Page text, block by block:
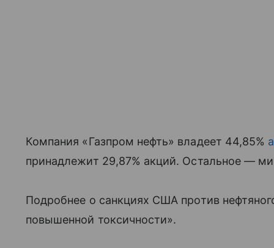
Компания «Газпром нефть» владеет 44,85%
принадлежит 29,87% акций. Остальное —
Подробнее о санкциях США против
повышенной токсичности».